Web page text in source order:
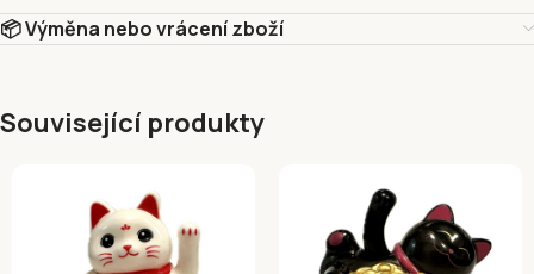
📦 Výměna nebo vrácení zboží
Související produkty